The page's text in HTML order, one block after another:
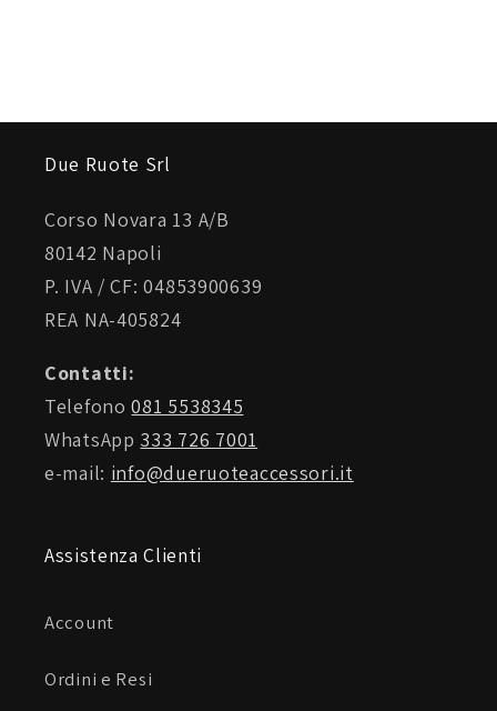
Due Ruote Srl
Corso Novara 13 A/B
80142 Napoli
P. IVA / CF: 04853900639
REA NA-405824
Contatti:
Telefono081 5538345
WhatsApp 333 726 7001
e-mail: info@dueruoteaccessori.it
Assistenza Clienti
Account
Ordini e Resi